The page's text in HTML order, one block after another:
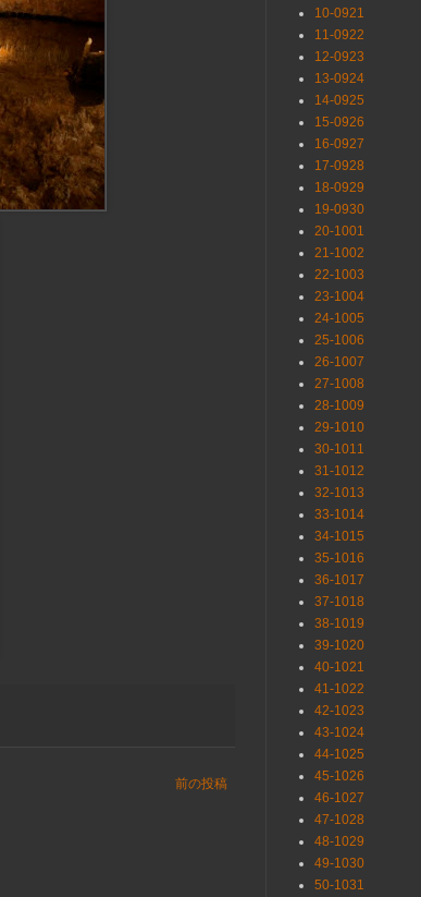
前の投稿
10-0921
11-0922
12-0923
13-0924
14-0925
15-0926
16-0927
17-0928
18-0929
19-0930
20-1001
21-1002
22-1003
23-1004
24-1005
25-1006
26-1007
27-1008
28-1009
29-1010
30-1011
31-1012
32-1013
33-1014
34-1015
35-1016
36-1017
37-1018
38-1019
39-1020
40-1021
41-1022
42-1023
43-1024
44-1025
45-1026
46-1027
47-1028
48-1029
49-1030
50-1031